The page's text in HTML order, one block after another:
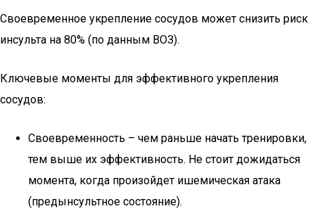
Своевременное укрепление сосудов может снизить риск
инсульта на 80% (по данным ВОЗ).
Ключевые моменты для эффективного укрепления
сосудов:
Своевременность – чем раньше начать тренировки,
тем выше их эффективность. Не стоит дожидаться
момента, когда произойдет ишемическая атака
(предынсультное состояние).